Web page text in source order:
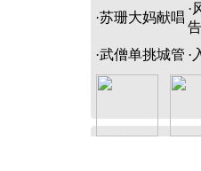
·苏珊大妈献唱
·
告
·武僧单挑城管 ·